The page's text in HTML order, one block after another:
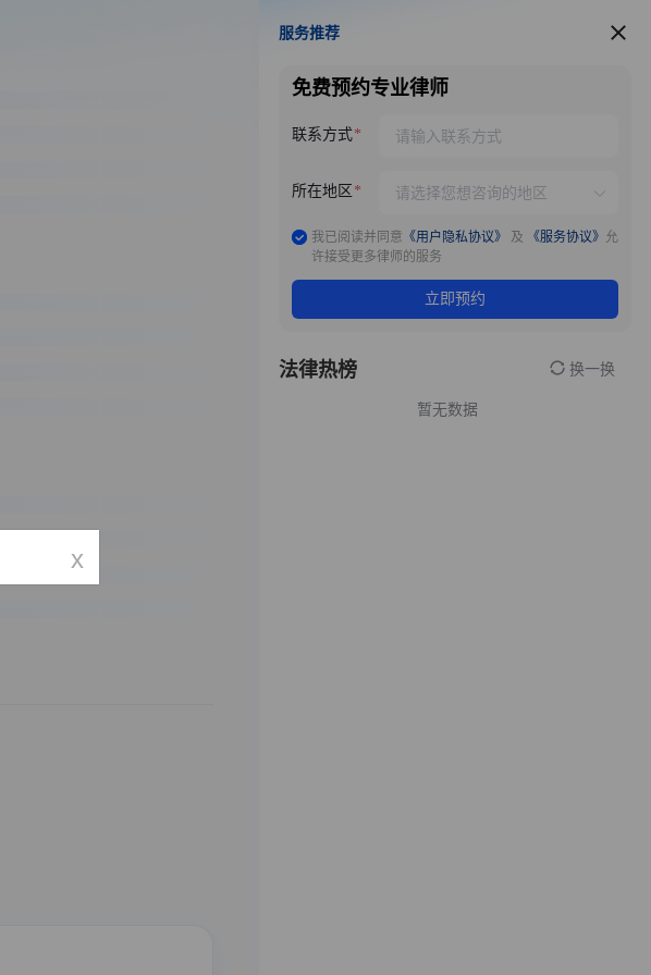
服务推荐
服务推荐
免费预约专业律师
联系方式
所在地区
我已阅读并同意 《用户隐私协议》 及 《服务协议》 允
许接受更多律师的服务
立即预约
法律热榜 换一换
暂无数据
x